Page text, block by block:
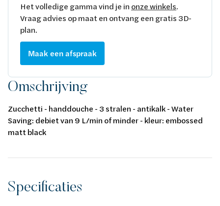
Het volledige gamma vind je in onze winkels.
Vraag advies op maat en ontvang een gratis 3D-
plan.
Maak een afspraak
Omschrijving
Zucchetti - handdouche - 3 stralen - antikalk - Water
Saving: debiet van 9 L/min of minder - kleur: embossed
matt black
Specificaties